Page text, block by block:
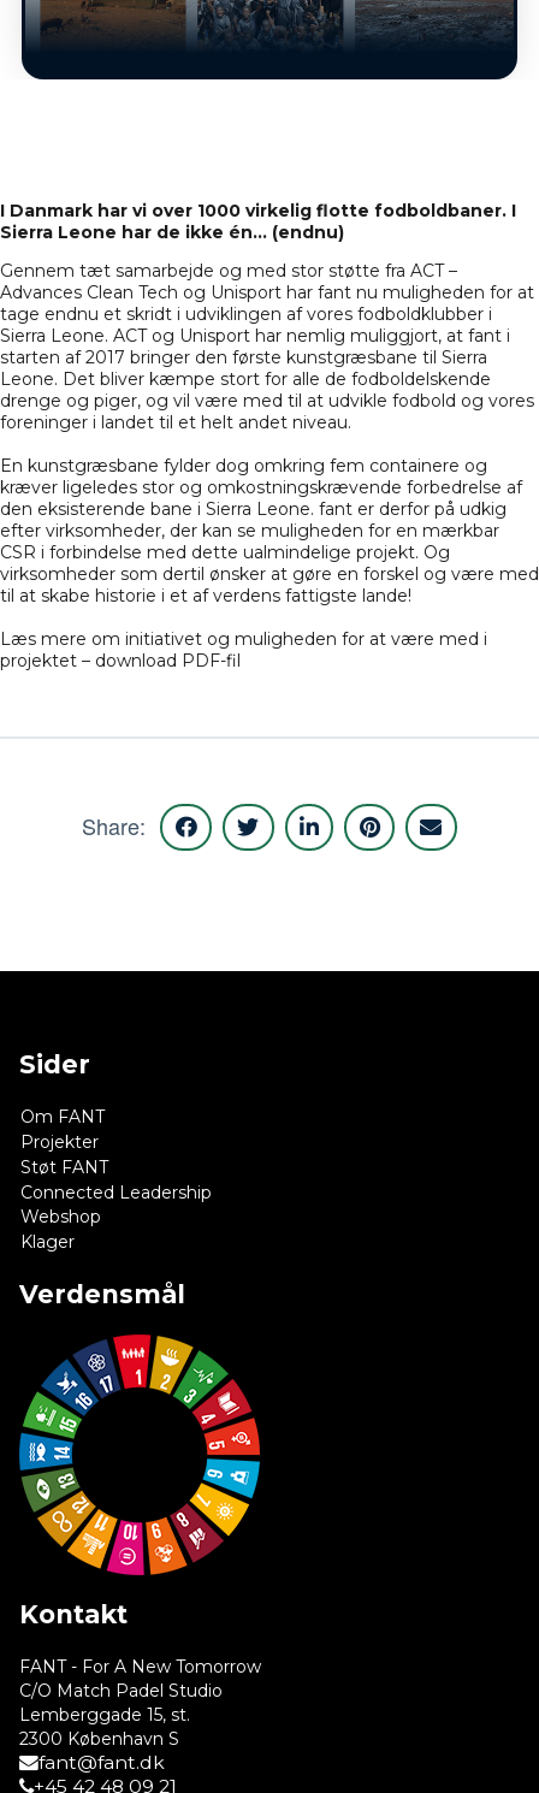
I Danmark har vi over 1000 virkelig flotte fodboldbaner. I
Sierra Leone har de ikke én… (endnu)
Gennem tæt samarbejde og med stor støtte fra ACT –
Advances Clean Tech og Unisport har fant nu muligheden for at
tage endnu et skridt i udviklingen af vores fodboldklubber i
Sierra Leone. ACT og Unisport har nemlig muliggjort, at fant i
starten af 2017 bringer den første kunstgræsbane til Sierra
Leone. Det bliver kæmpe stort for alle de fodboldelskende
drenge og piger, og vil være med til at udvikle fodbold og vores
foreninger i landet til et helt andet niveau.
En kunstgræsbane fylder dog omkring fem containere og
kræver ligeledes stor og omkostningskrævende forbedrelse af
den eksisterende bane i Sierra Leone. fant er derfor på udkig
efter virksomheder, der kan se muligheden for en mærkbar
CSR i forbindelse med dette ualmindelige projekt. Og
virksomheder som dertil ønsker at gøre en forskel og være med
til at skabe historie i et af verdens fattigste lande!
Læs mere om initiativet og muligheden for at være med i
projektet – download PDF-fil
Share:
Sider
Om FANT
Projekter
Støt FANT
Connected Leadership
Webshop
Klager
Verdensmål
Kontakt
FANT - For A New Tomorrow
C/O Match Padel Studio
Lemberggade 15, st.
2300 København S
fant@fant.dk
+45 42 48 09 21